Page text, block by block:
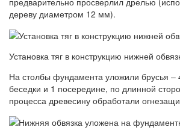
дереву диаметром 12 мм).
Установка тяг в конструкцию нижней
На столбы фундамента уложили брусья –
беседки и 1 посередине, по длинной
процесса древесину обработали